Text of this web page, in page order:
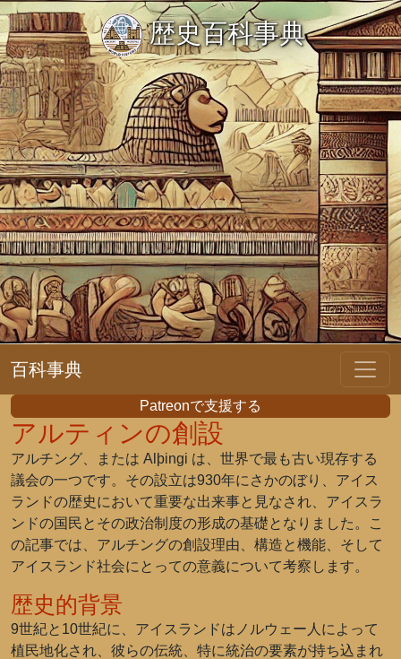
歴史百科事典
百科事典
Patreonで支援する
アルティンの創設
アルチング、または Alþingi は、世界で最も古い現存する
議会の一つです。その設立は930年にさかのぼり、アイス
ランドの歴史において重要な出来事と見なされ、アイスラ
ンドの国民とその政治制度の形成の基礎となりました。こ
の記事では、アルチングの創設理由、構造と機能、そして
アイスランド社会にとっての意義について考察します。
歴史的背景
9世紀と10世紀に、アイスランドはノルウェー人によって
植民地化され、彼らの伝統、特に統治の要素が持ち込まれ